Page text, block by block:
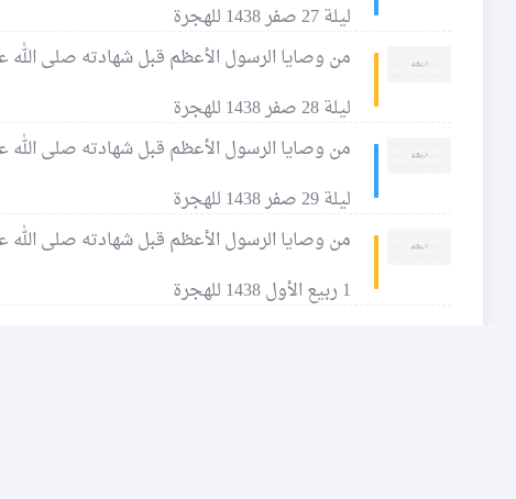
ليلة 27 صفر 1438 للهجرة
من وصايا الرسول الأعظم قبل شهادته صلى الله
ليلة 28 صفر 1438 للهجرة
من وصايا الرسول الأعظم قبل شهادته صلى الله
ليلة 29 صفر 1438 للهجرة
من وصايا الرسول الأعظم قبل شهادته صلى الله
1 ربيع الأول 1438 للهجرة